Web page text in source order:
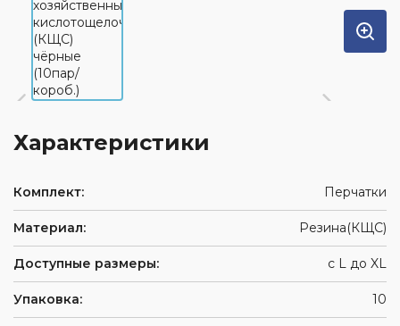
Характеристики
Комплект: Перчатки
Материал: Резина(КЩС)
Доступные размеры: с L до XL
Упаковка: 10